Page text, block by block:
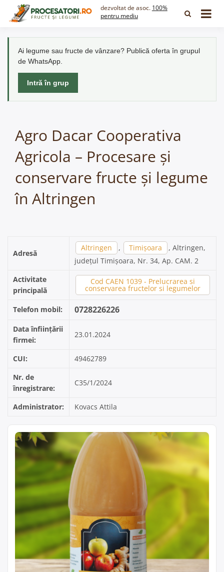
dezvoltat de asoc. 100%
pentru mediu
Ai legume sau fructe de vânzare? Publică oferta în grupul
de WhatsApp.
Intră în grup
Agro Dacar Cooperativa
Agricola – Procesare și
conservare fructe și legume
în Altringen
Adresă
Altringen , Timișoara
, Altringen,
județul Timișoara, Nr. 34, Ap. CAM. 2
Activitate
principală
Cod CAEN 1039 - Prelucrarea si
conservarea fructelor si legumelor
Telefon mobil: 0728226226
Data înființării
firmei:
23.01.2024
CUI:
49462789
Nr. de
înregistrare:
C35/1/2024
Administrator: Kovacs Attila